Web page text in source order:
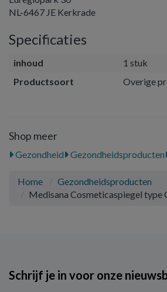
NL-6467 JE Kerkrade
Specificaties
inhoud
1 stuk
Productsoort
Overige
Shop meer
Gezondheid Gezondheidsproducten
Home
Gezondheidsproducten
Medisana Cosmeticaspiegel type
Schrijf je in voor onze